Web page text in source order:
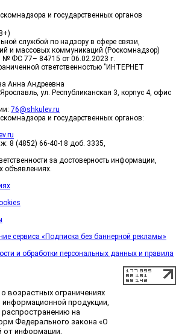
и государственных органов
службой по надзору в сфере связи,
и массовых коммуникаций (Роскомнадзор)
ФС 77– 84715 от 06.02.2023 г.
ответственностью "ИНТЕРНЕТ
Анна Андреевна
ул. Республиканская 3, корпус 4, офис
76@shkulev.ru
и государственных органов:
8 (4852) 66-40-18 доб. 3335,
за достоверность информации,
объявлениях.
сервиса «Подписка без баннерной рекламы»
и обработки персональных данных и правила
возрастных ограничениях
продукции,
на
Федерального закона «О
от информации,